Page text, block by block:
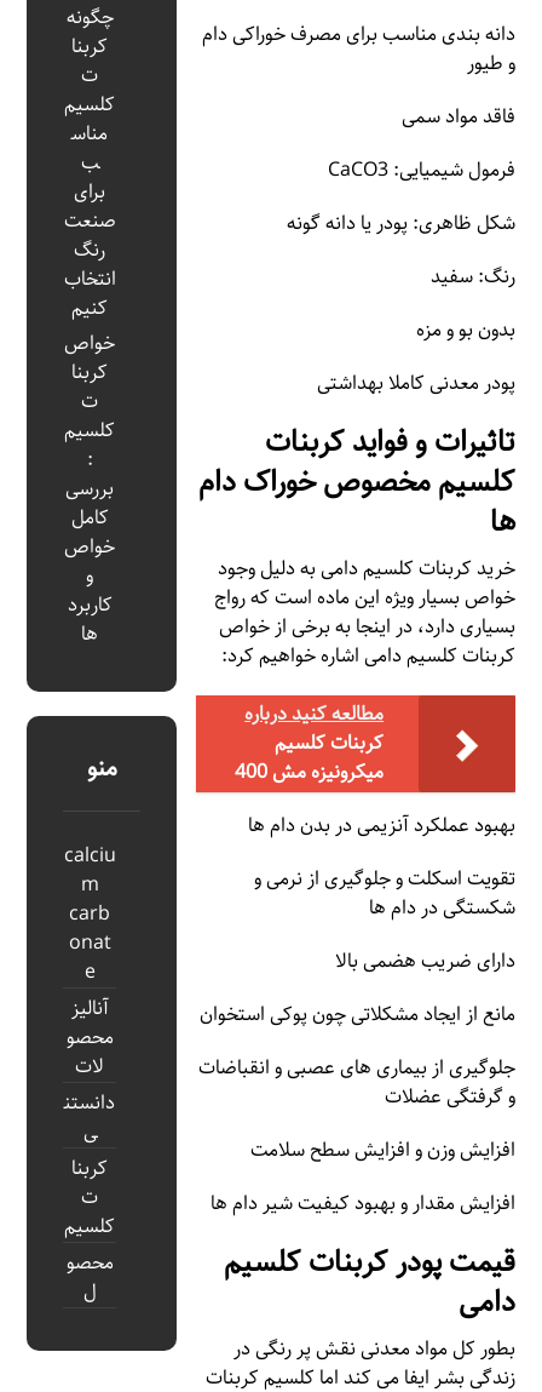
دانه بندی مناسب برای مصرف خوراکی دام
و طیور
فاقد مواد سمی
فرمول شیمیایی: CaCO3
شکل ظاهری: پودر یا دانه گونه
رنگ: سفید
بدون بو و مزه
پودر معدنی کاملا بهداشتی
تاثیرات و فواید کربنات
کلسیم مخصوص خوراک دام
ها
خرید کربنات کلسیم دامی به دلیل وجود
خواص بسیار ویژه این ماده است که رواج
بسیاری دارد، در اینجا به برخی از خواص
کربنات کلسیم دامی اشاره خواهیم کرد:
مطالعه کنید درباره‌
کربنات کلسیم
میکرونیزه مش 400
بهبود عملکرد آنزیمی در بدن دام ها
تقویت اسکلت و جلوگیری از نرمی و
شکستگی در دام ها
دارای ضریب هضمی بالا
مانع از ایجاد مشکلاتی چون پوکی استخوان
جلوگیری از بیماری‌ های عصبی و انقباضات
و گرفتگی عضلات
افزایش وزن و افزایش سطح سلامت
افزایش مقدار و بهبود کیفیت شیر دام ها
قیمت پودر کربنات کلسیم
دامی
بطور کل مواد معدنی نقش پر رنگی در
زندگی بشر ایفا می کند اما کلسیم کربنات
چگونه
کربنا
ت
کلسیم
مناس
ب
برای
صنعت
رنگ
انتخاب
کنیم
خواص
کربنا
ت
کلسیم
:
بررسی
کامل
خواص
و
کاربرد
ها
منو
calciu
m
carb
onat
e
آنالیز
محصو
لات
دانستن
ی
کربنا
ت
کلسیم
محصو
ل